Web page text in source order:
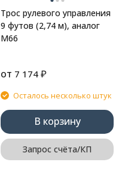
Трос рулевого управления
9 футов (2,74 м), аналог
М66
от 7 174 ₽
Осталось несколько штук
В корзину
Запрос счёта/КП